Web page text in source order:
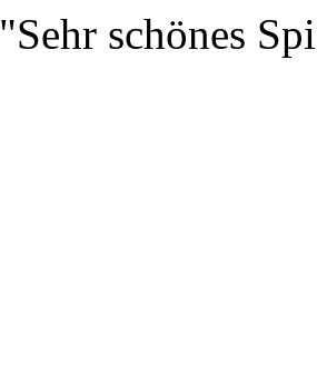
"Sehr schönes